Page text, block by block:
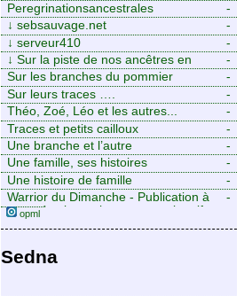
-
Peregrinationsancestrales
-
↓ sebsauvage.net
-
↓ serveur410
-
↓ Sur la piste de nos ancêtres en
Périgord.
-
Sur les branches du pommier
-
Sur leurs traces ….
-
Théo, Zoé, Léo et les autres...
-
Traces et petits cailloux
-
Une branche et l’autre
-
Une famille, ses histoires
-
Une histoire de famille
-
Warrior du Dimanche - Publication à
caractère intermittent, approximatif et
opml
Sedna